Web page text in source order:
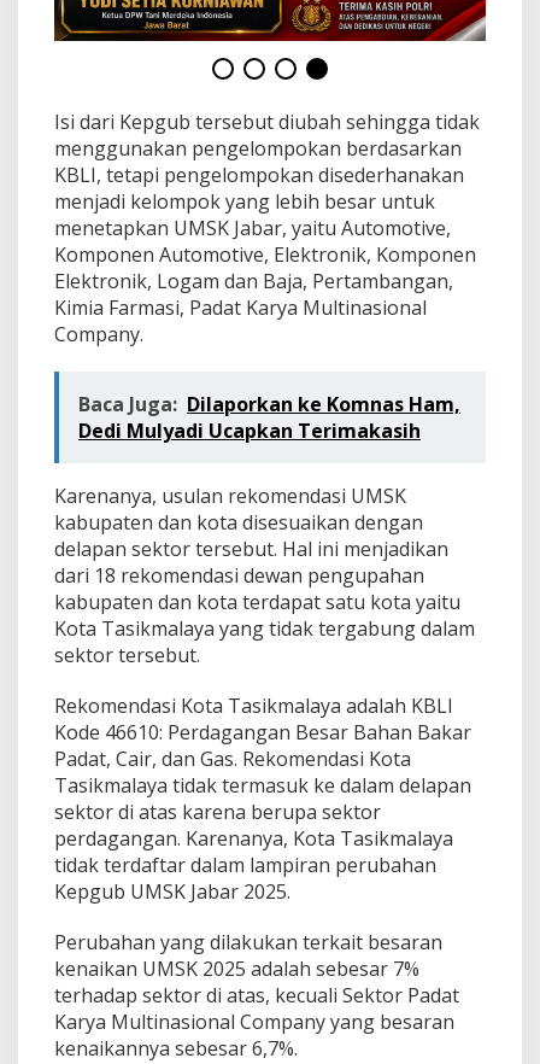
Isi dari Kepgub tersebut diubah sehingga tidak
menggunakan pengelompokan berdasarkan
KBLI, tetapi pengelompokan disederhanakan
menjadi kelompok yang lebih besar untuk
menetapkan UMSK Jabar, yaitu Automotive,
Komponen Automotive, Elektronik, Komponen
Elektronik, Logam dan Baja, Pertambangan,
Kimia Farmasi, Padat Karya Multinasional
Company.
Baca Juga: Dilaporkan ke Komnas Ham,
Dedi Mulyadi Ucapkan Terimakasih
Karenanya, usulan rekomendasi UMSK
kabupaten dan kota disesuaikan dengan
delapan sektor tersebut. Hal ini menjadikan
dari 18 rekomendasi dewan pengupahan
kabupaten dan kota terdapat satu kota yaitu
Kota Tasikmalaya yang tidak tergabung dalam
sektor tersebut.
Rekomendasi Kota Tasikmalaya adalah KBLI
Kode 46610: Perdagangan Besar Bahan Bakar
Padat, Cair, dan Gas. Rekomendasi Kota
Tasikmalaya tidak termasuk ke dalam delapan
sektor di atas karena berupa sektor
perdagangan. Karenanya, Kota Tasikmalaya
tidak terdaftar dalam lampiran perubahan
Kepgub UMSK Jabar 2025.
Perubahan yang dilakukan terkait besaran
kenaikan UMSK 2025 adalah sebesar 7%
terhadap sektor di atas, kecuali Sektor Padat
Karya Multinasional Company yang besaran
kenaikannya sebesar 6,7%.